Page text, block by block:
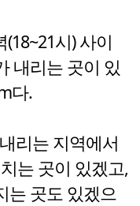
시) 사이
내리는 곳이 있
다.
리는 지역에서
는 곳이 있겠고,
는 곳도 있겠으